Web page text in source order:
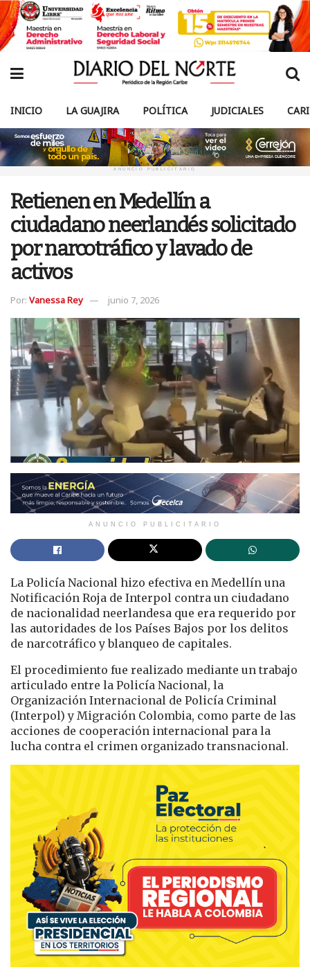
INICIO LA GUAJIRA POLÍTICA JUDICIALES
ANUNCIO PUBLICITARIO
Retienen en Medellín a
ciudadano neerlandés solicitado
por narcotráfico y lavado de
activos
Por: Vanessa Rey junio 7, 2026
ANUNCIO PUBLICITARIO
La Policía Nacional hizo efectiva en Medellín una
Notificación Roja de Interpol contra un ciudadano
de nacionalidad neerlandesa que era requerido por
las autoridades de los Países Bajos por los delitos
de narcotráfico y blanqueo de capitales.
El procedimiento fue realizado mediante un trabajo
articulado entre la Policía Nacional, la
Organización Internacional de Policía Criminal
(Interpol) y Migración Colombia, como parte de las
acciones de cooperación internacional para la
lucha contra el crimen organizado transnacional.